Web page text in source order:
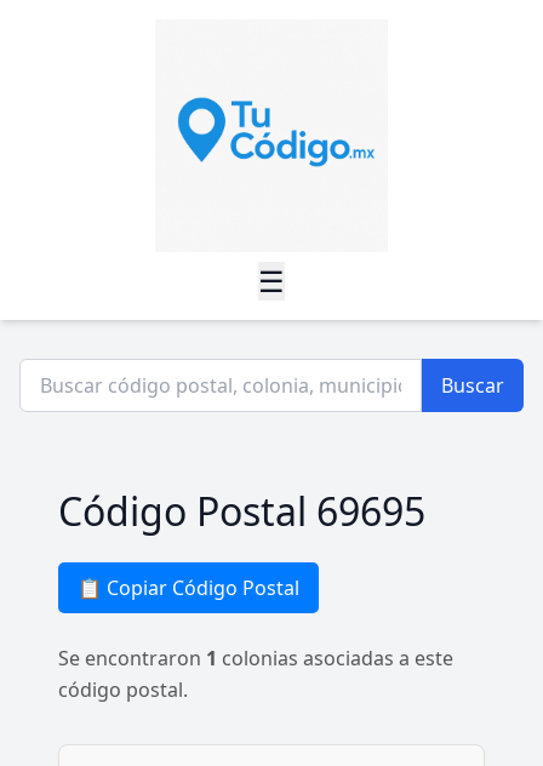
☰
Buscar
Código Postal 69695
📋 Copiar Código Postal
Se encontraron 1 colonias asociadas a este
código postal.